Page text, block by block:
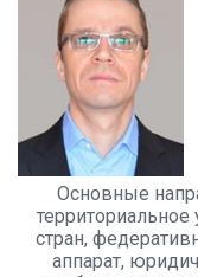
Основные
стран,
аппарат,